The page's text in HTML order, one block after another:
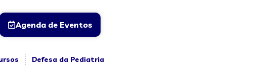
Agenda de Eventos
Defesa da Pediatria